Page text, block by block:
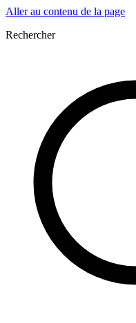
Aller au contenu de la page
Rechercher